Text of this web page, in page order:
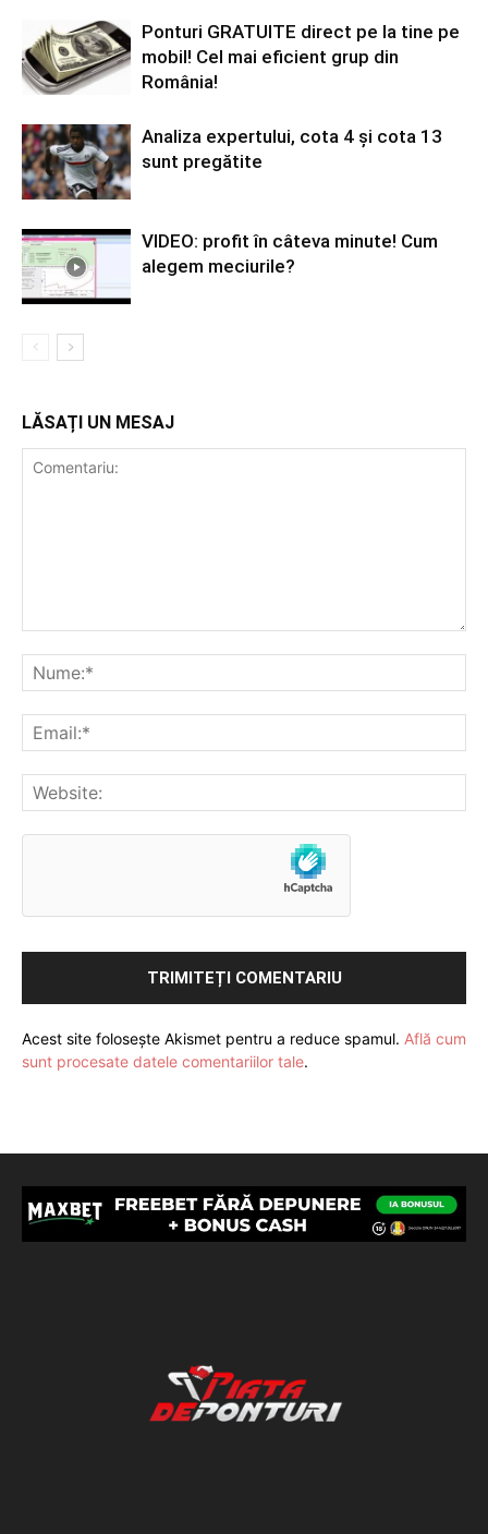
Ponturi GRATUITE direct pe la tine pe
mobil! Cel mai eficient grup din
România!
Analiza expertului, cota 4 și cota 13
sunt pregătite
VIDEO: profit în câteva minute! Cum
alegem meciurile?
LĂSAȚI UN MESAJ
Acest site folosește Akismet pentru a reduce spamul. Află cum
sunt procesate datele comentariilor tale.